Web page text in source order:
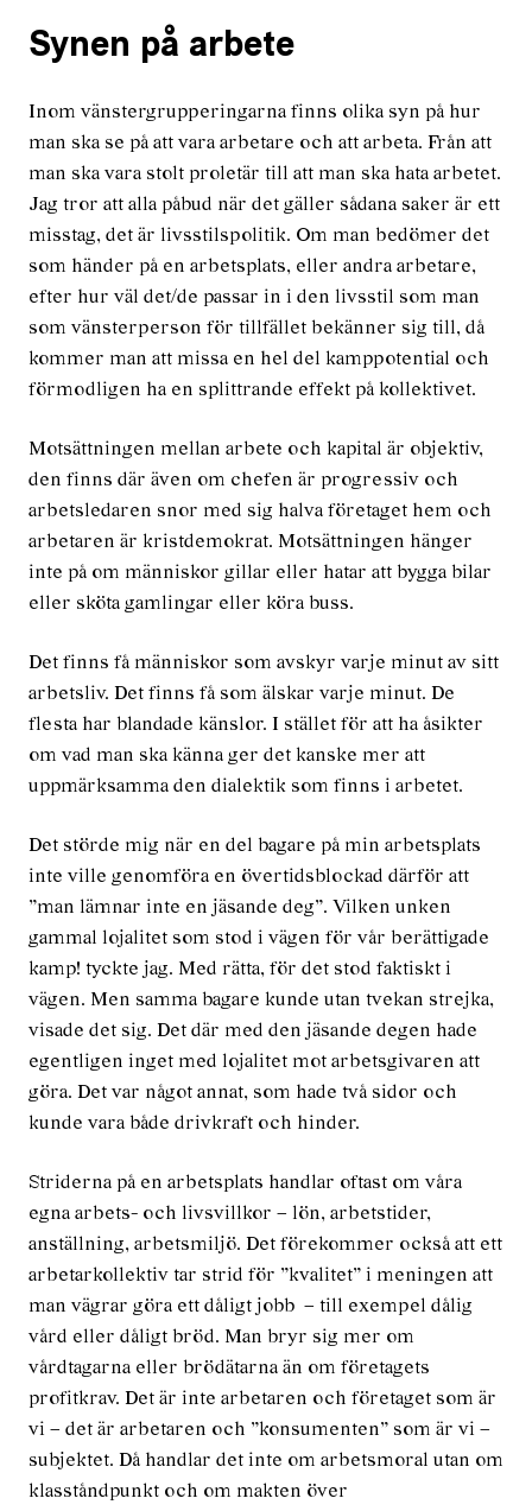
Synen på arbete
Inom vänstergrupperingarna finns olika syn på hur
man ska se på att vara arbetare och att arbeta. Från att
man ska vara stolt proletär till att man ska hata arbetet.
Jag tror att alla påbud när det gäller sådana saker är ett
misstag, det är livsstilspolitik. Om man bedömer det
som händer på en arbetsplats, eller andra arbetare,
efter hur väl det/de passar in i den livsstil som man
som vänsterperson för tillfället bekänner sig till, då
kommer man att missa en hel del kamppotential och
förmodligen ha en splittrande effekt på kollektivet.
Motsättningen mellan arbete och kapital är objektiv,
den finns där även om chefen är progressiv och
arbetsledaren snor med sig halva företaget hem och
arbetaren är kristdemokrat. Motsättningen hänger
inte på om människor gillar eller hatar att bygga bilar
eller sköta gamlingar eller köra buss.
Det finns få människor som avskyr varje minut av sitt
arbetsliv. Det finns få som älskar varje minut. De
flesta har blandade känslor. I stället för att ha åsikter
om vad man ska känna ger det kanske mer att
uppmärksamma den dialektik som finns i arbetet.
Det störde mig när en del bagare på min arbetsplats
inte ville genomföra en övertidsblockad därför att
”man lämnar inte en jäsande deg”. Vilken unken
gammal lojalitet som stod i vägen för vår berättigade
kamp! tyckte jag. Med rätta, för det stod faktiskt i
vägen. Men samma bagare kunde utan tvekan strejka,
visade det sig. Det där med den jäsande degen hade
egentligen inget med lojalitet mot arbetsgivaren att
göra. Det var något annat, som hade två sidor och
kunde vara både drivkraft och hinder.
Striderna på en arbetsplats handlar oftast om våra
egna arbets- och livsvillkor – lön, arbetstider,
anställning, arbetsmiljö. Det förekommer också att ett
arbetarkollektiv tar strid för ”kvalitet” i meningen att
man vägrar göra ett dåligt jobb – till exempel dålig
vård eller dåligt bröd. Man bryr sig mer om
vårdtagarna eller brödätarna än om företagets
profitkrav. Det är inte arbetaren och företaget som är
vi – det är arbetaren och ”konsumenten” som är vi –
subjektet. Då handlar det inte om arbetsmoral utan om
klasståndpunkt och om makten över